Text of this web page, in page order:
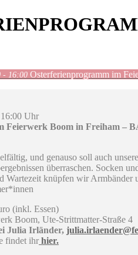
- 16:00 Osterferienprogramm im
Uhr
Feierwerk Boom in Freiham –
und genauso soll auch
überraschen. Socken
Wartezeit knüpfen wir Armbänder
(inkl. Essen)
Boom, Ute-Strittmatter-Straße 4
Julia Irländer,
findet ihr hier.